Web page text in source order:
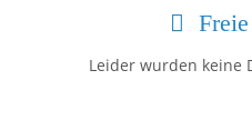
Leider wurden keine